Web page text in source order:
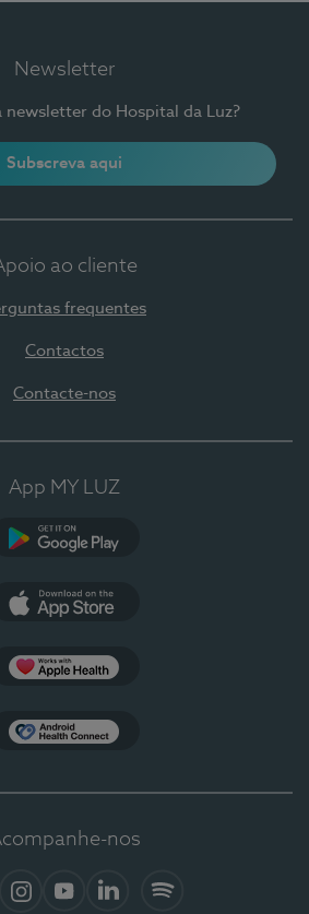
Newsletter
newsletter do Hospital da Luz?
Subscreva aqui
ao cliente
frequentes
Contactos
Contacte-nos
App MY LUZ
nos